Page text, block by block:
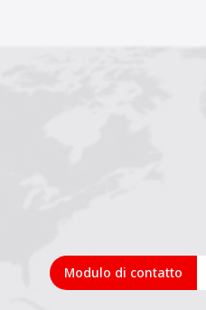
Modulo di contatto